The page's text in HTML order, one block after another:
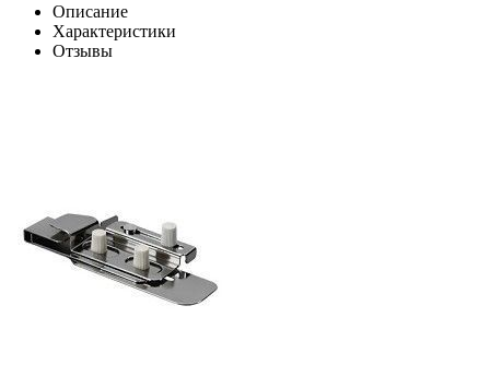
Описание
Характеристики
Отзывы